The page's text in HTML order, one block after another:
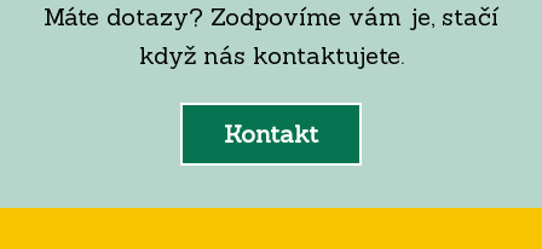
Máte dotazy? Zodpovíme vám je, stačí
když nás kontaktujete.
Kontakt